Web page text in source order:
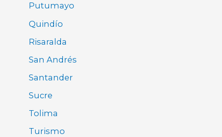
Putumayo
Quindío
Risaralda
San Andrés
Santander
Sucre
Tolima
Turismo